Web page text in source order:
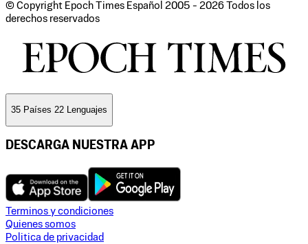
© Copyright Epoch Times Español 2005 - 2026 Todos los
derechos reservados
35 Países 22 Lenguajes
DESCARGA NUESTRA APP
Terminos y condiciones
Quienes somos
Politica de privacidad